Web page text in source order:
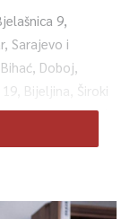
9,
Sarajevo i
Doboj,
Bijeljina, Široki
Neum i Trebinje
naoblaku. U